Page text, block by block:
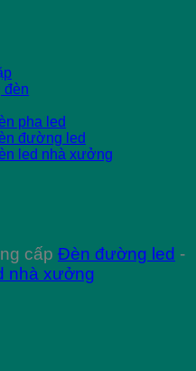
đèn
pha led
đường led
led nhà xưởng
cấp Đèn đường led -
nhà xưởng